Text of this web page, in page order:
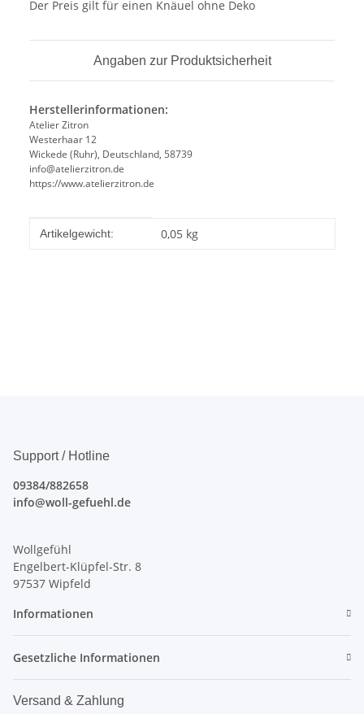
Der Preis gilt für einen Knäuel ohne Deko
Angaben zur Produktsicherheit
Herstellerinformationen:
Atelier Zitron
Westerhaar 12
Wickede (Ruhr), Deutschland, 58739
info@atelierzitron.de
https://www.atelierzitron.de
Produkteigenschaft
Wert
Artikelgewicht: 0,05 kg
Support / Hotline
09384/882658
info@woll-gefuehl.de
Wollgefühl
Engelbert-Klüpfel-Str. 8
97537 Wipfeld
Informationen
Gesetzliche Informationen
Versand & Zahlung